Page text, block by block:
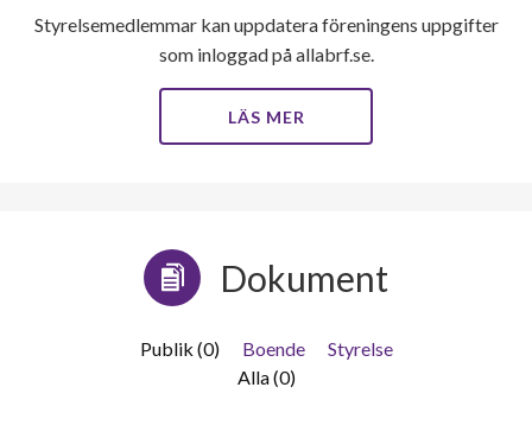
Styrelsemedlemmar kan uppdatera föreningens uppgifter
som inloggad på allabrf.se.
LÄS MER
Dokument
Publik (0) Boende
Styrelse
Alla (0)